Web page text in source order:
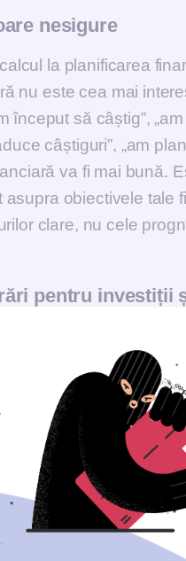
nesigure
la planificarea
nu este cea mai
început să câștig”,
câștiguri”, „am
va fi mai bună.
obiectivele
clare, nu cele
pentru investiții
plătite pentru
banii efectiv și să îi
în timp ce
financiar în caz
și
asigurătorii pentru a
trebuie să scoți
dar ai
și cheltuieli în